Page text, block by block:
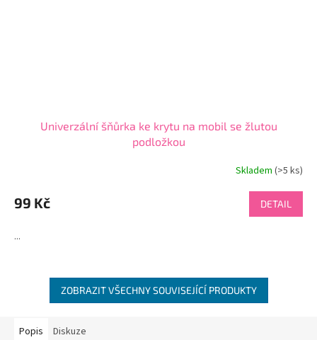
Univerzální šňůrka ke krytu na mobil se žlutou
podložkou
Skladem (>5 ks)
99 Kč DETAIL
...
ZOBRAZIT VŠECHNY SOUVISEJÍCÍ PRODUKTY
Popis Diskuze